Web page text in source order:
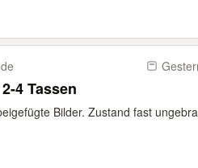
4 Tassen
Bilder. Zustand fast